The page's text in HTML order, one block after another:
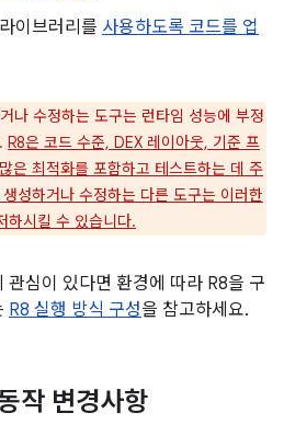
이브러리를 사용하도록 코드를 업
나 수정하는 도구는 런타임 성능에 부정
R8은 코드 수준, DEX 레이아웃, 기준 프
은 최적화를 포함하고 테스트하는 데 주
성하거나 수정하는 다른 도구는 이러한
하시킬 수 있습니다.
관심이 있다면 환경에 따라 R8을 구
R8 실행 방식 구성을 참고하세요.
작 변경사항